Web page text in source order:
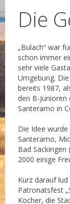
Die
„Bulach“ war
schon immer
sehr viele
Umgebung.
bereits 1987,
den B-
Santeramo in
Die Idee
Santeramo,
Bad
2000 einige
Kurz darauf
Patronatsfest
Kocher, die